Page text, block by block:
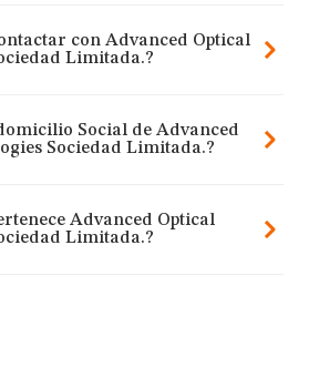
con Advanced Optical
Limitada.?
Social de Advanced
Sociedad Limitada.?
Advanced Optical
Limitada.?